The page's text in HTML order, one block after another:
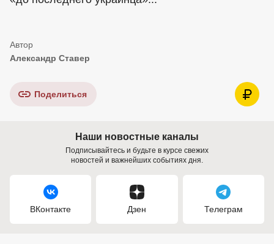
Александр Ставер
Поделиться
Наши новостные каналы
Подписывайтесь и будьте в курсе свежих
новостей и важнейших событиях дня.
ВКонтакте Дзен Телеграм